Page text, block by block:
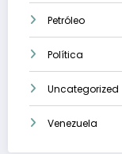
Petróleo
Política
Uncategorized
Venezuela